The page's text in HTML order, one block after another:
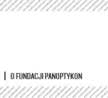
O FUNDACJI PANOPTYKON